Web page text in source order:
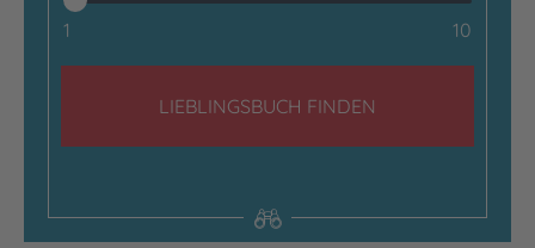
1 10
LIEBLINGSBUCH FINDEN